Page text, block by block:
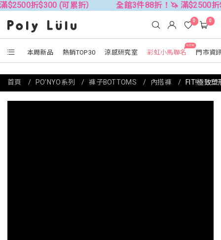
折$300 (可累折） 全館3件88折！🦄 滿$2500折$300
本周新品 熱銷TOP30 涼感研究室
NEW
彩虹小馬聯名 門市資
0 0
首頁 PO’NYO系列 褲子BOTTOMS 內搭褲 FIT!極致